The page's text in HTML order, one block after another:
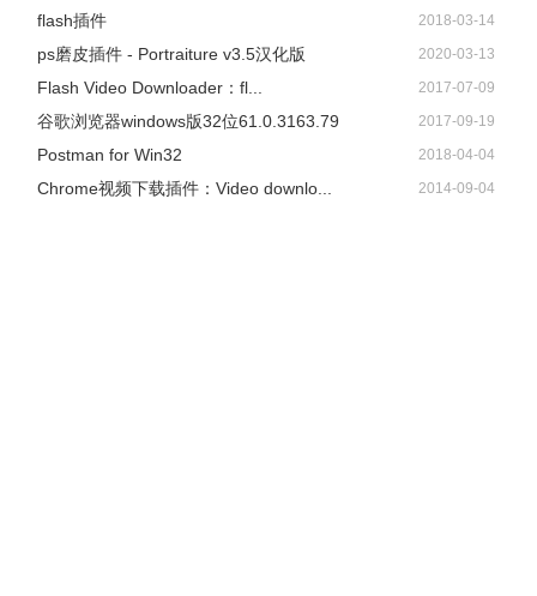
flash插件 2018-03-14
ps磨皮插件 - Portraiture v3.5汉化版 2020-03-13
Flash Video Downloader：fl... 2017-07-09
谷歌浏览器windows版32位61.0.3163.79 2017-09-19
Postman for Win32 2018-04-04
Chrome视频下载插件：Video downlo... 2014-09-04